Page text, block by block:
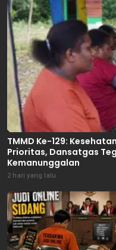
TMMD Ke-129:
Prioritas, Dansatgas
Kemanunggalan
2 hari yang lalu